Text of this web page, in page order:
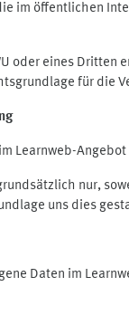
im öffentlichen
oder eines
für
Learnweb-
nur,
uns dies
Daten im